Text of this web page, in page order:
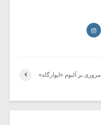
مروری بر آلبوم «ایوارگاه»